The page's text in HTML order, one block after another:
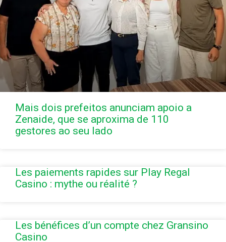
Mais dois prefeitos anunciam apoio a
Zenaide, que se aproxima de 110
gestores ao seu lado
Les paiements rapides sur Play Regal
Casino : mythe ou réalité ?
Les bénéfices d’un compte chez Gransino
Casino